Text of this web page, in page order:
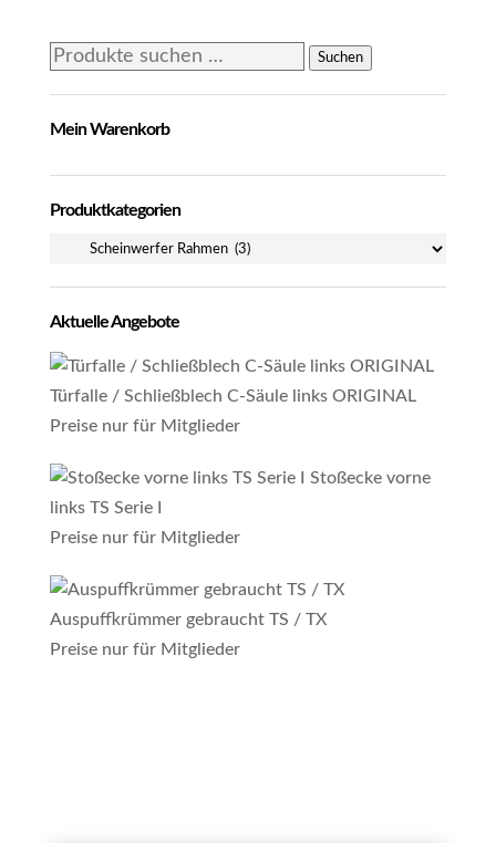
Suchen
Suchen
Mein Warenkorb
Produktkategorien
Aktuelle Angebote
Türfalle / Schließblech C-Säule links ORIGINAL
Preise nur für Mitglieder
Stoßecke vorne
links TS Serie I
Preise nur für Mitglieder
Auspuffkrümmer gebraucht TS / TX
Preise nur für Mitglieder